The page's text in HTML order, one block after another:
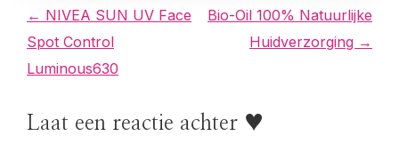
B
e
i
← NIVEA SUN UV Face
Spot Control
Luminous630
Bio-Oil 100% Natuurlijke
Huidverzorging →
Laat een reactie achter ♥